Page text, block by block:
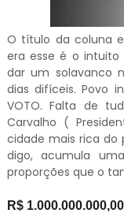
O título da coluna
era esse é o intuito
dar um solavanco
dias difíceis. Povo
VOTO. Falta de
Carvalho (
cidade mais rica do
digo, acumula
proporções que o
R$